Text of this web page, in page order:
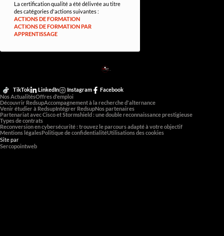
La certification qualité a été délivrée au titre
des catégories d'actions suivantes :
ACTIONS DE FORMATION
ACTIONS DE FORMATION PAR
APPRENTISSAGE
SUP
RED
TikTok LinkedIn Instagram
Facebook
Nos ActualitésOffres d'emploi
Découvrir RedsupAccompagnement à la recherche d'alternance
Venir étudier à RedsupIntégrer RedsupNos partenaires
Partenariat avec Cisco et Stormshield : une double reconnaissance prestigieuse
Types de contrats
Reconversion en cybersécurité : trouvez le parcours adapté à votre objectif
Mentions légalesPolitique de confidentialitéUtilisations des cookies
Site par
Sercopointweb